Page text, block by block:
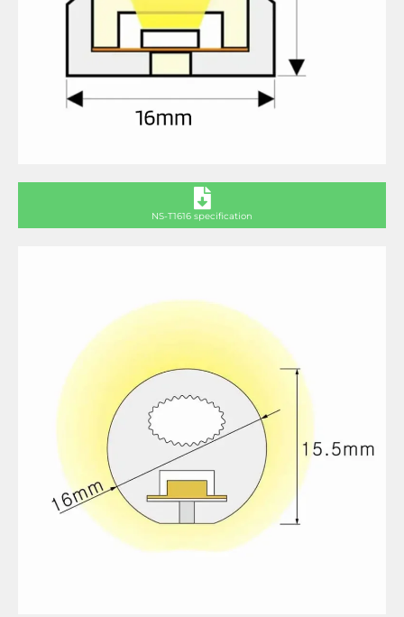
NS-T1616 specification